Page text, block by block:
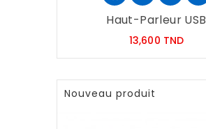
Haut-Parleur USB
13,600 TNDPrix
Nouveau produit